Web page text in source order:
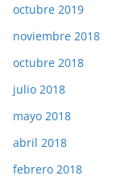
octubre 2019
noviembre 2018
octubre 2018
julio 2018
mayo 2018
abril 2018
febrero 2018